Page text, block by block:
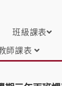
班級課表
師課表